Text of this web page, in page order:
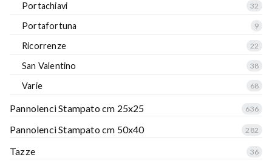
Portachiavi 32
Portafortuna 9
Ricorrenze 22
San Valentino 38
Varie 68
Pannolenci Stampato cm 25x25 636
Pannolenci Stampato cm 50x40 282
Tazze 36